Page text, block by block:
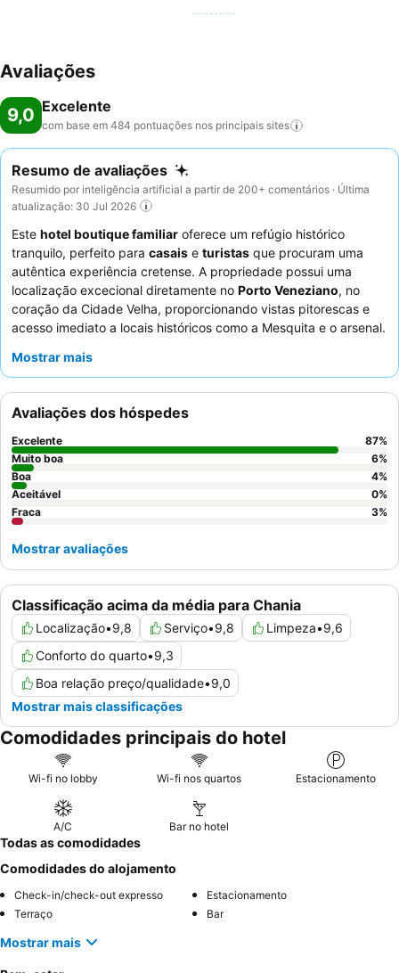
Avaliações
9,0 Excelente
com base em 484 pontuações nos principais sites
Resumo de avaliações
Resumido por inteligência artificial a partir de 200+ comentários · Última
atualização: 30 Jul 2026
Este hotel boutique familiar oferece um refúgio histórico
tranquilo, perfeito para casais e turistas que procuram uma
autêntica experiência cretense. A propriedade possui uma
localização excecional diretamente no Porto Veneziano, no
coração da Cidade Velha, proporcionando vistas pitorescas e
acesso imediato a locais históricos como a Mesquita e o arsenal.
com varandas privadas para realçar a atmosfera romântica. Os
staff atencioso e a alta qualidade e variedade do
almoço, que inclui sumo de laranja fresco. Para uma estadia
mais tranquila, considere solicitar um quarto com vista para o
jardim.
Mostrar mais
Classificação acima da média para Chania
Localização•9,8 Serviço•9,8 Limpeza•9,6
Conforto do quarto•9,3
Boa relação preço/qualidade•9,0
Mostrar mais classificações
Avaliações dos hóspedes
Excelente 87%
Muito boa
6%
Boa
4%
Aceitável
0%
Fraca
3%
Mostrar avaliações
Comodidades principais do hotel
Wi-fi no lobby Wi-fi nos quartos Estacionamento
A/C Bar no hotel
Todas as comodidades
Comodidades do alojamento
Check-in/check-out expresso
Estacionamento
Terraço
Bar
Mostrar mais